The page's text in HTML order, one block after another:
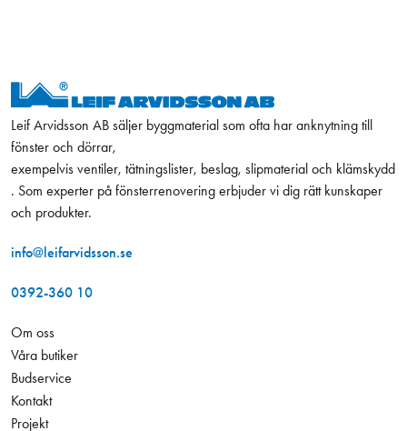
Leif Arvidsson AB säljer byggmaterial som ofta har anknytning till
fönster och dörrar,
exempelvis ventiler, tätningslister, beslag, slipmaterial och klämskydd
. Som experter på fönsterrenovering erbjuder vi dig rätt kunskaper
och produkter.
info@leifarvidsson.se
0392-360 10
Om oss
Våra butiker
Budservice
Kontakt
Projekt